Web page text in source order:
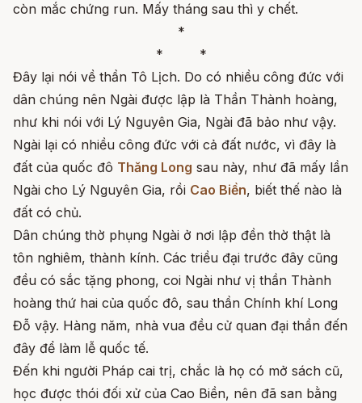
còn mắc chứng run. Mấy tháng sau thì y chết.
*
* *
Đây lại nói về thần Tô Lịch. Do có nhiều công đức với
dân chúng nên Ngài được lập là Thần Thành hoàng,
như khi nói với Lý Nguyên Gia, Ngài đã bảo như vậy.
Ngài lại có nhiều công đức với cả đất nước, vì đây là
đất của quốc đô Thăng Long sau này, như đã mấy lần
Ngài cho Lý Nguyên Gia, rồi Cao Biền, biết thế nào là
đất có chủ.
Dân chúng thờ phụng Ngài ở nơi lập đền thờ thật là
tôn nghiêm, thành kính. Các triều đại trước đây cũng
đều có sắc tặng phong, coi Ngài như vị thần Thành
hoàng thứ hai của quốc đô, sau thần Chính khí Long
Đỗ vậy. Hàng năm, nhà vua đều cử quan đại thần đến
đây để làm lễ quốc tế.
Đến khi người Pháp cai trị, chắc là họ có mở sách cũ,
học được thói đối xử của Cao Biền, nên đã san bằng